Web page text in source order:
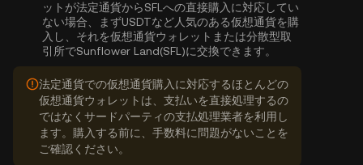
ットが法定通貨からSFLへの直接購入に対応してい
ない場合、まずUSDTなど人気のある仮想通貨を購
入し、それを仮想通貨ウォレットまたは分散型取
引所でSunflower Land(SFL)に交換できます。
法定通貨での仮想通貨購入に対応するほとんどの
仮想通貨ウォレットは、支払いを直接処理するの
ではなくサードパーティの支払処理業者を利用し
ます。購入する前に、手数料に問題がないことを
ご確認ください。